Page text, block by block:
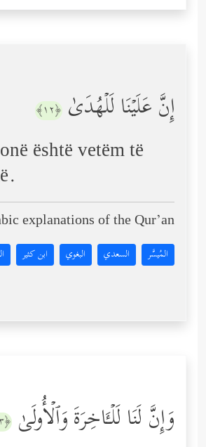
إِنَّ عَلَیۡنَا لَلۡهُدَىٰ ﴿١٢﴾
është vetëm të
explanations of the Qur’an:
المُيسَّر السعدي البغوي ابن كثير
وَإِنَّ لَنَا لَلۡـَٔاخِرَةَ وَٱلۡأُولَىٰ ﴿١٣﴾